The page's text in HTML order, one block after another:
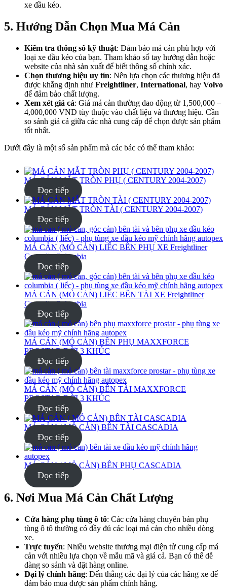
xe đầu kéo.
5. Hướng Dẫn Chọn Mua Má Cản
Kiểm tra thông số kỹ thuật: Đảm bảo má cản phù hợp với
loại xe đầu kéo của bạn. Tham khảo sổ tay hướng dẫn hoặc
website của nhà sản xuất để biết thông số chính xác.
Chọn thương hiệu uy tín: Nên lựa chọn các thương hiệu đã
được khẳng định như Freightliner, International, hay Volvo
để đảm bảo chất lượng.
Xem xét giá cả: Giá má cản thường dao động từ 1,500,000 –
4,000,000 VND tùy thuộc vào chất liệu và thương hiệu. Cần
so sánh giá cả giữa các nhà cung cấp để chọn được sản phẩm
tốt nhất.
Dưới đây là một số sản phẩm mà các bác có thể tham khảo:
MÁ CẢN MẮT TRÒN PHỤ ( CENTURY 2004-2007)
Đọc tiếp
MÁ CẢN MẮT TRÒN TÀI ( CENTURY 2004-2007)
Đọc tiếp
MÁ CẢN (MỎ CẢN) LIẾC BÊN PHỤ XE Freightliner
Cascadia Columbia
Đọc tiếp
MÁ CẢN (MỎ CẢN) LIẾC BÊN TÀI XE Freightliner
Cascadia Columbia
Đọc tiếp
MÁ CẢN (MỎ CẢN) BÊN PHỤ MAXXFORCE
PROSTAR ĐỜI 3 KHÚC
Đọc tiếp
MÁ CẢN (MỎ CẢN) BÊN TÀI MAXXFORCE
PROSTAR ĐỜI 3 KHÚC
Đọc tiếp
MÁ CẢN ( MỎ CẢN) BÊN TÀI CASCADIA
Đọc tiếp
MÁ CẢN ( MỎ CẢN) BÊN PHỤ CASCADIA
Đọc tiếp
6. Nơi Mua Má Cản Chất Lượng
Cửa hàng phụ tùng ô tô: Các cửa hàng chuyên bán phụ
tùng ô tô thường có đầy đủ các loại má cản cho nhiều dòng
xe.
Trực tuyến: Nhiều website thương mại điện tử cung cấp má
cản với nhiều lựa chọn về mẫu mã và giá cả. Bạn có thể dễ
dàng so sánh và đặt hàng online.
Đại lý chính hãng: Đến thẳng các đại lý của các hãng xe để
đảm bảo mua được sản phẩm chính hãng.